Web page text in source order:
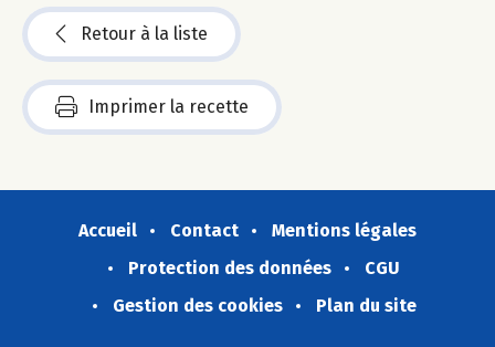
Retour à la liste
Imprimer la recette
Accueil Contact
Mentions légales
Protection des données
CGU
Gestion des cookies
Plan du site